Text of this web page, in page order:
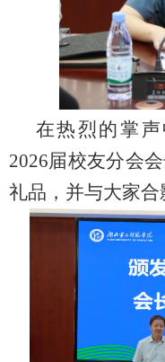
在热烈的掌
2026届校友分会
礼品，并与大家合